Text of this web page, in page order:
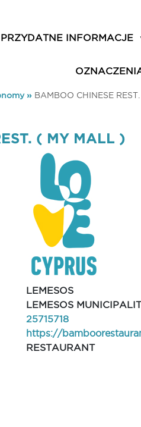
PRZYDATNE INFORMACJE
» BAMBOO CHINESE
( MY MALL )
LEMESOS
LEMESOS
25715718
https://
RESTAURANT